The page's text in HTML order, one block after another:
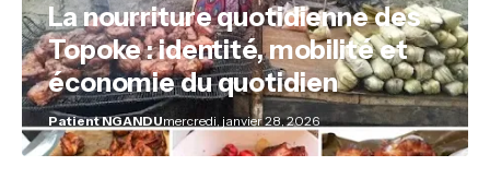
La nourriture quotidienne des
Topoke : identité, mobilité et
économie du quotidien
Patient NGANDUmercredi, janvier 28, 2026